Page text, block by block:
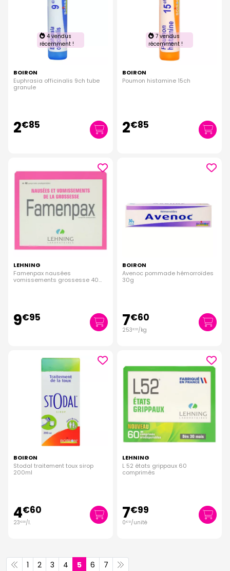
4 vendus
récemment !
BOIRON
Euphrasia officinalis 9ch tube
granule
2€85
7 vendus
récemment !
BOIRON
Poumon histamine 15ch
2€85
LEHNING
Famenpax nausées
vomissements grossesse 40
9€95
BOIRON
Avenoc pommade hémorroïdes
30g
7€60
253€33/kg
BOIRON
Stodal traitement toux sirop
200ml
4€60
23€00/l.
LEHNING
L 52 états grippaux 60
comprimés
7€99
0€ 13/unité
1 2 3 4 5 6 7